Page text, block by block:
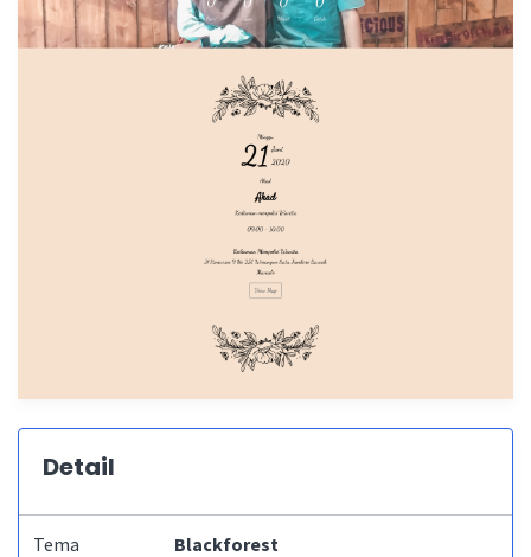
Detail
Tema Blackforest